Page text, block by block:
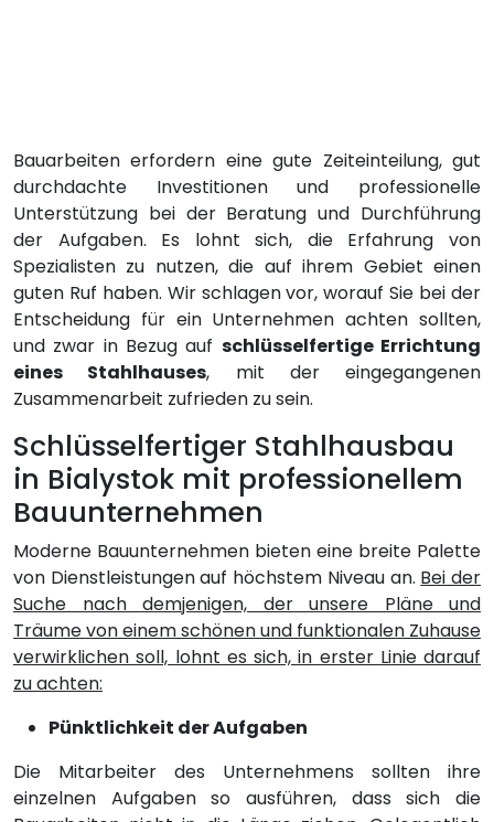
Bauarbeiten erfordern eine gute Zeiteinteilung, gut
durchdachte Investitionen und professionelle
Unterstützung bei der Beratung und Durchführung
der Aufgaben. Es lohnt sich, die Erfahrung von
Spezialisten zu nutzen, die auf ihrem Gebiet einen
guten Ruf haben. Wir schlagen vor, worauf Sie bei der
Entscheidung für ein Unternehmen achten sollten,
und zwar in Bezug auf schlüsselfertige Errichtung
eines Stahlhauses, mit der eingegangenen
Zusammenarbeit zufrieden zu sein.
Schlüsselfertiger Stahlhausbau
in Bialystok mit professionellem
Bauunternehmen
Moderne Bauunternehmen bieten eine breite Palette
von Dienstleistungen auf höchstem Niveau an. Bei der
Suche nach demjenigen, der unsere Pläne und
Träume von einem schönen und funktionalen Zuhause
verwirklichen soll, lohnt es sich, in erster Linie darauf
zu achten:
Pünktlichkeit der Aufgaben
Die Mitarbeiter des Unternehmens sollten ihre
einzelnen Aufgaben so ausführen, dass sich die